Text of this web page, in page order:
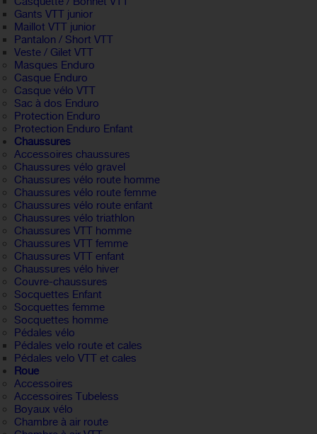
Gants VTT junior
Maillot VTT junior
Pantalon / Short VTT
Veste / Gilet VTT
Masques Enduro
Casque Enduro
Casque vélo VTT
Sac à dos Enduro
Protection Enduro
Protection Enduro Enfant
Chaussures
Accessoires chaussures
Chaussures vélo gravel
Chaussures vélo route homme
Chaussures vélo route femme
Chaussures vélo route enfant
Chaussures vélo triathlon
Chaussures VTT homme
Chaussures VTT femme
Chaussures VTT enfant
Chaussures vélo hiver
Couvre-chaussures
Socquettes Enfant
Socquettes femme
Socquettes homme
Pédales vélo
Pédales velo route et cales
Pédales velo VTT et cales
Roue
Accessoires
Accessoires Tubeless
Boyaux vélo
Chambre à air route